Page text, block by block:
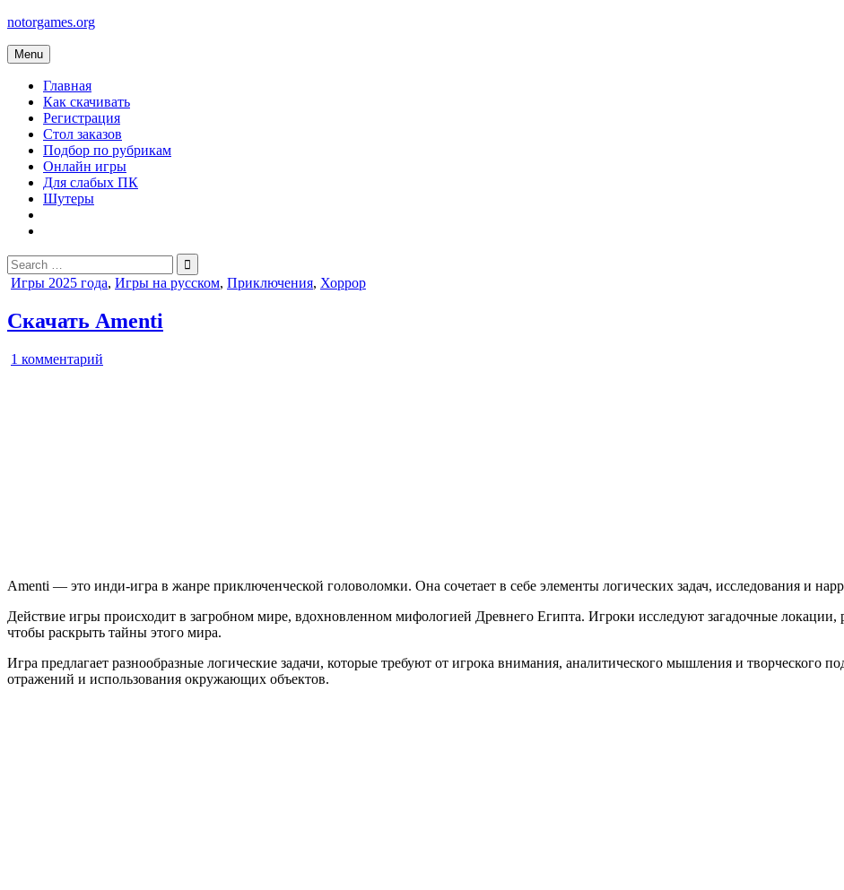
Skip
content
notorgames.org
Menu
Главная
Как скачивать
Регистрация
Стол заказов
Подбор по рубрикам
Онлайн игры
Для слабых ПК
Шутеры
Search
for:
Posted
Игры 2025 года, Игры на русском, Приключения, Хоррор
Скачать Amenti
1 комментарий
Amenti — это инди-игра в жанре приключенческой головоломки. Она сочетает в себе элементы логических задач, исследования и
Действие игры происходит в загробном мире, вдохновленном мифологией Древнего Египта. Игроки исследуют загадочные
чтобы раскрыть тайны этого мира.
Игра предлагает разнообразные логические задачи, которые требуют от игрока внимания, аналитического мышления и творческого
отражений и использования окружающих объектов.